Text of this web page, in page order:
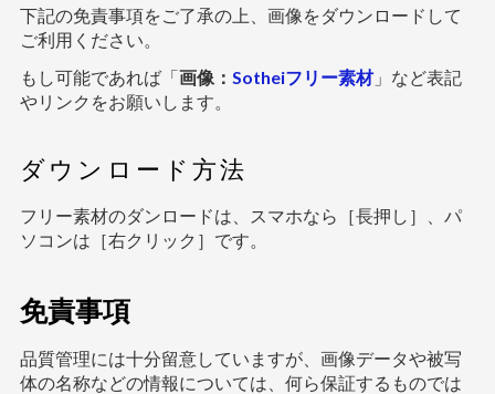
下記の免責事項をご了承の上、画像をダウンロードして
ご利用ください。
もし可能であれば「画像： Sotheiフリー素材」など表記
やリンクをお願いします。
ダウンロード方法
フリー素材のダンロードは、スマホなら［長押し］、パ
ソコンは［右クリック］です。
免責事項
品質管理には十分留意していますが、画像データや被写
体の名称などの情報については、何ら保証するものでは